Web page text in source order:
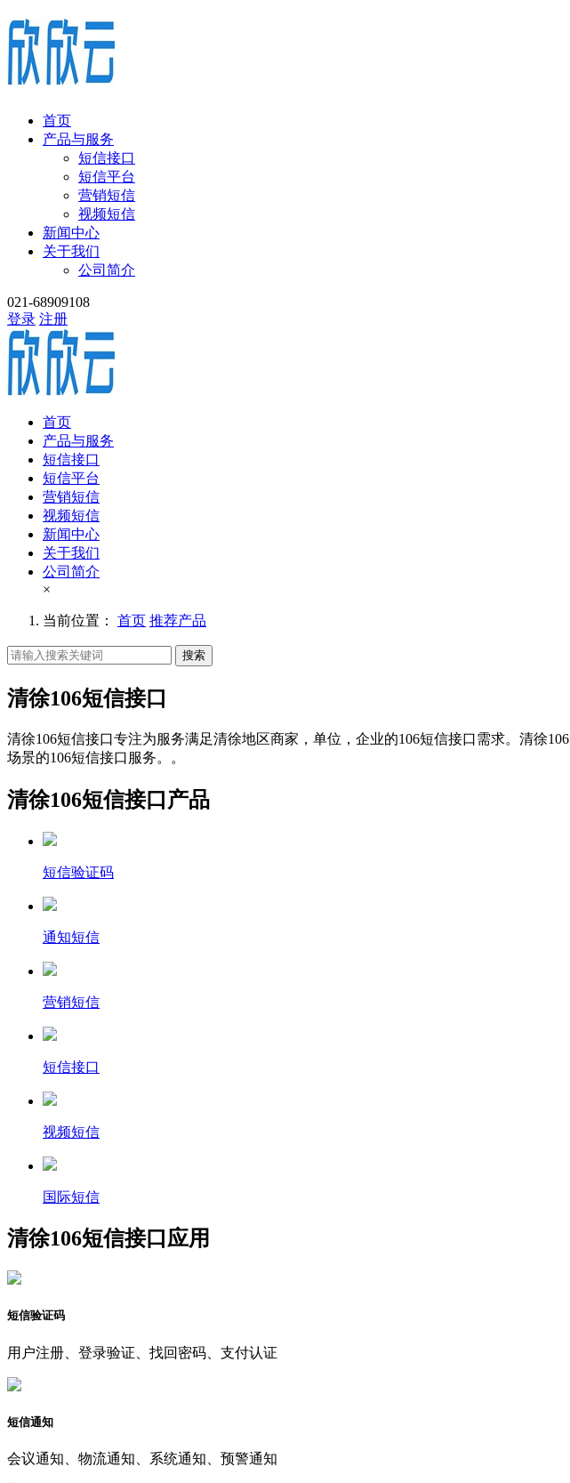
首页
产品与服务
短信接口
短信平台
营销短信
视频短信
新闻中心
关于我们
公司简介
021-68909108
登录 注册
首页
产品与服务
短信接口
短信平台
营销短信
视频短信
新闻中心
关于我们
公司简介
×
当前位置： 首页 推荐产品
搜索
清徐106短信接口
清徐106短信接口专注为服务满足清徐地区商家，单位，企业的106短信接口需求。清徐
场景的106短信接口服务。。
清徐106短信接口产品
短信验证码
通知短信
营销短信
短信接口
视频短信
国际短信
清徐106短信接口应用
短信验证码
用户注册、登录验证、找回密码、支付认证
短信通知
会议通知、物流通知、系统通知、预警通知